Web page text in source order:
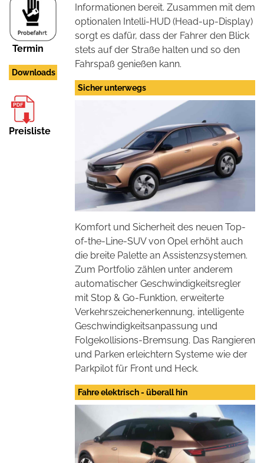
Termin
Downloads
Preisliste
Informationen bereit. Zusammen mit dem
optionalen Intelli-HUD (Head-up-Display)
sorgt es dafür, dass der Fahrer den Blick
stets auf der Straße halten und so den
Fahrspaß genießen kann.
Sicher unterwegs
Komfort und Sicherheit des neuen Top-
of-the-Line-SUV von Opel erhöht auch
die breite Palette an Assistenzsystemen.
Zum Portfolio zählen unter anderem
automatischer Geschwindigkeitsregler
mit Stop & Go-Funktion, erweiterte
Verkehrszeichenerkennung, intelligente
Geschwindigkeitsanpassung und
Folgekollisions-Bremsung. Das Rangieren
und Parken erleichtern Systeme wie der
Parkpilot für Front und Heck.
Fahre elektrisch - überall hin